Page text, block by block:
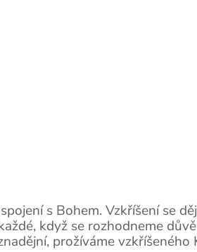
s Bohem. Vzkříšení se
když se rozhodneme
prožíváme vzkříšeného